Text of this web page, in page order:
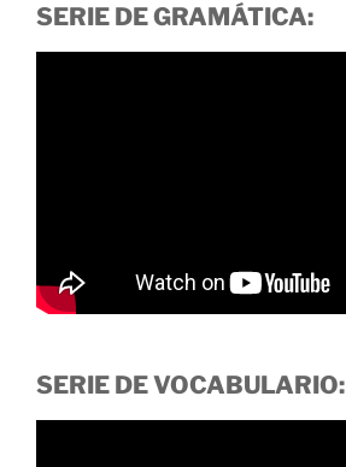
SERIE DE GRAMÁTICA:
SERIE DE VOCABULARIO: